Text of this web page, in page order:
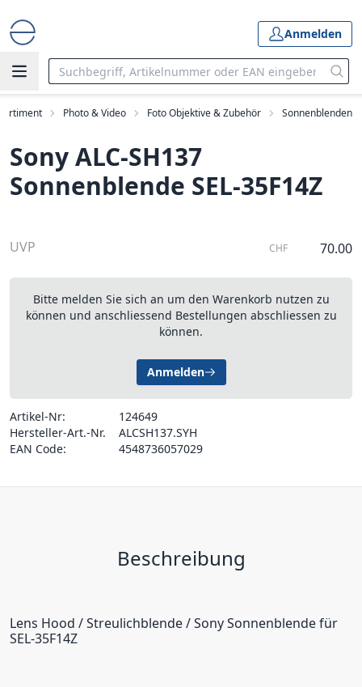
Anmelden
Photo & Video Foto Objektive & Zubehör Sonnenblenden
Sony ALC-SH137
Sonnenblende SEL-35F14Z
UVP CHF 70.00
Bitte melden Sie sich an um den Warenkorb nutzen zu
können und anschliessend Bestellungen abschliessen zu
können.
Anmelden
Artikel-Nr:
124649
Hersteller-Art.-Nr.
ALCSH137.SYH
EAN Code:
4548736057029
Beschreibung
Lens Hood / Streulichblende / Sony Sonnenblende für
SEL-35F14Z